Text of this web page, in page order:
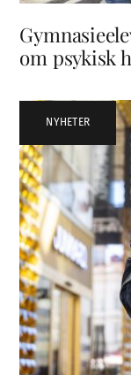
om psykisk
NYHETER